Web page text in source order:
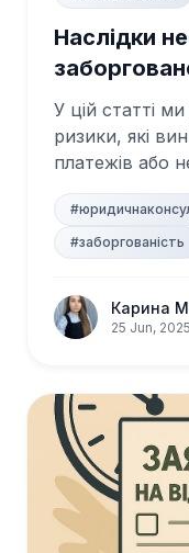
Наслідки
У цій статті
ризики, які
платежів або
кр...
#заборгованість
Карина
25 Jun, 2025